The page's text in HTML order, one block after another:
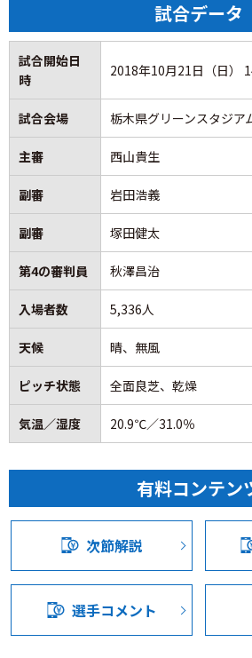
ずっとトライし続けた彼のポテンシ
格的に開花する事を願いたい。
◆ ◇ ◆
甲府ボールでキックオフ。
プレーオフへの望みをつなぐために
が欲しい甲府と自力でＪ2残留を決め
両チームのプライドと意地がぶつか
動いた。
甲府は敵陣右サイドに展開し、佐藤
リア手前の右からゴール正面に折り
んだ小椋選手が豪快に右足を振り抜
竹重選手の右手をはじき、ゴール左
良く甲府の先制。
しかしその後は甲府の攻撃は影を潜
展開となる。
栃木はハードワークに徹し、甲府の
チェックやボールの出所に対する早
全員守備で甲府に攻める機会を与え
まれる展開になった。
そして前半11分に同点に追いつかれ
甲府のペナルティーエリア正面での
実践しようとしたが上手くいかなかっ
えたのは。バホスが1本走ったのもあ
手く織り交ぜていくことが大事だが
しまった。そのことで栃木のペースに
■質疑応答
■後半の途中からジエゴを投入して
しながらでしたがどんな指示でしたか
ジエゴはトップ下として曽根田の代
してほしかった。ボールキープ力に
なってやってくれた。そこから何度か
スを作った。途中でツートップ気味
すぐに切り替えました。佑昌に対して
出して行くのと前からの守備でボー
つのことを指示してピッチに送り出し
■小出の状態は？
小出は救急車で病院に行きました。
うかは分かりませんが、おそらく折
血が止まらず交代をせざるを得なか
きて呼吸も苦しくなっていたので交代
小出交代の場面でベンチには山本
ましたが、山本を選んだ理由は？
始めから決めていました。小出のと
はなかったです。中で統率してくれ
試合データ
試合開始日
時
2018年10月21日（日）
試合会場 栃木県グリーンスタジア
主審 西山貴生
副審 岩田浩義
副審 塚田健太
第4の審判員 秋澤昌治
入場者数 5,336人
天候 晴、無風
ピッチ状態 全面良芝、乾燥
気温／湿度 20.9℃／31.0％
有料コンテン
次節解説
選手コメント